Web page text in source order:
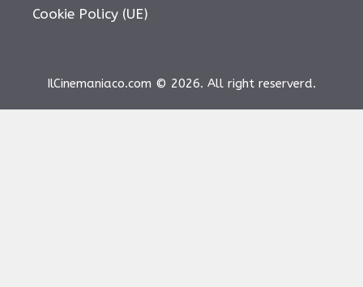
Cookie Policy (UE)
IlCinemaniaco.com © 2026. All right reserverd.